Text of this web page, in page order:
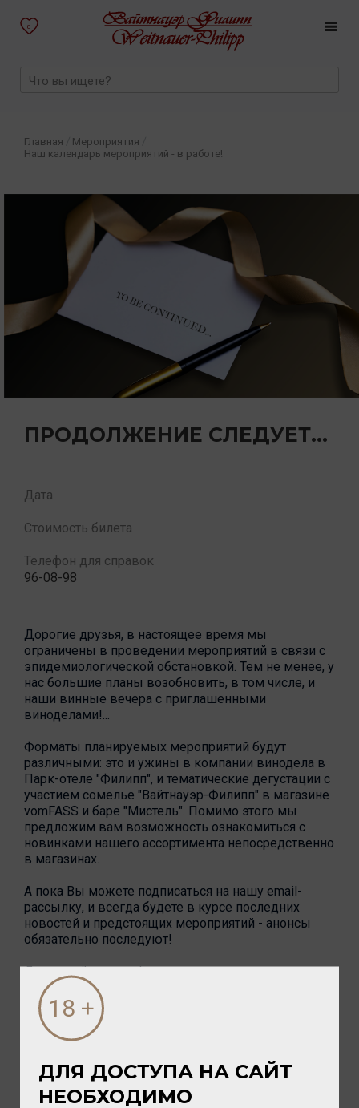
0
Главная Мероприятия
Наш календарь мероприятий - в работе!
ПРОДОЛЖЕНИЕ СЛЕДУЕТ...
Дата
Стоимость билета
Телефон для справок
96-08-98
Дорогие друзья, в настоящее время мы
ограничены в проведении мероприятий в связи с
эпидемиологической обстановкой. Тем не менее, у
нас большие планы возобновить, в том числе, и
наши винные вечера с приглашенными
виноделами!...
Форматы планируемых мероприятий будут
различными: это и ужины в компании винодела в
Парк-отеле "Филипп", и тематические дегустации с
участием сомелье "Вайтнауэр-Филипп" в магазине
vomFASS и баре "Мистель". Помимо этого мы
предложим вам возможность ознакомиться с
новинками нашего ассортимента непосредственно
в магазинах.
А пока Вы можете подписаться на нашу email-
рассылку, и всегда будете в курсе последних
новостей и предстоящих мероприятий - анонсы
обязательно последуют!
До скорой встречи!
ЗАПИСАТЬСЯ НА МЕРОПРИЯТИЕ
ДЛЯ ДОСТУПА НА САЙТ
НЕОБХОДИМО